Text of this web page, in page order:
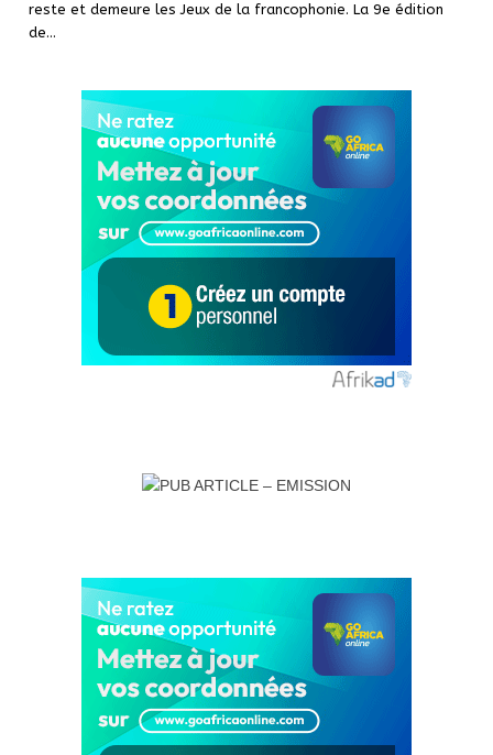
reste et demeure les Jeux de la francophonie. La 9e édition
de…